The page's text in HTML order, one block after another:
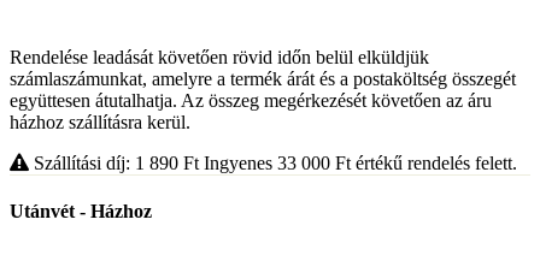
Rendelése leadását követően rövid időn belül elküldjük
számlaszámunkat, amelyre a termék árát és a postaköltség összegét
együttesen átutalhatja. Az összeg megérkezését követően az áru
házhoz szállításra kerül.
Szállítási díj: 1 890 Ft Ingyenes 33 000 Ft értékű rendelés felett.
Utánvét - Házhoz